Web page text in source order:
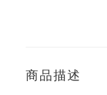
商品描述